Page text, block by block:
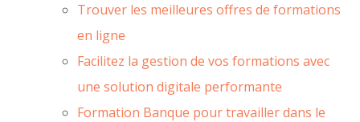
Trouver les meilleures offres de formations
en ligne
Facilitez la gestion de vos formations avec
une solution digitale performante
Formation Banque pour travailler dans le